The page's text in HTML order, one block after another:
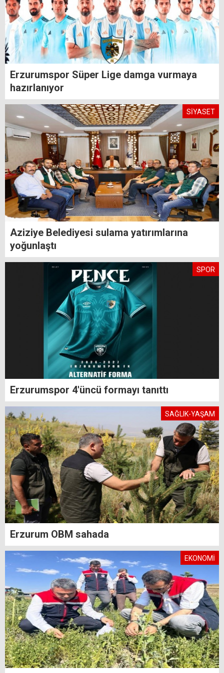
Erzurumspor Süper Lige damga vurmaya
hazırlanıyor
SİYASET
Aziziye Belediyesi sulama yatırımlarına
yoğunlaştı
SPOR
Erzurumspor 4'üncü formayı tanıttı
SAĞLIK-YAŞAM
Erzurum OBM sahada
EKONOMİ